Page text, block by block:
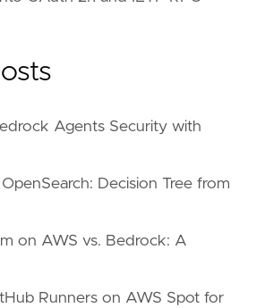
Agents Security with
Decision Tree from
on AWS vs. Bedrock: A
Runners on AWS Spot for